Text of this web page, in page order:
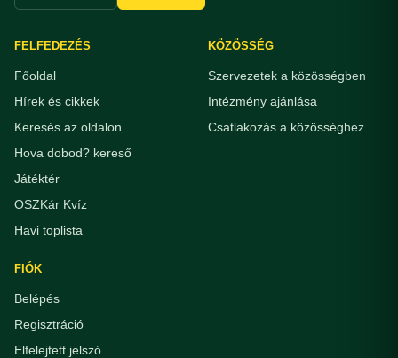
FELFEDEZÉS
Főoldal
Hírek és cikkek
Keresés az oldalon
Hova dobod? kereső
Játéktér
OSZKár Kvíz
Havi toplista
KÖZÖSSÉG
Szervezetek a közösségben
Intézmény ajánlása
Csatlakozás a közösséghez
FIÓK
Belépés
Regisztráció
Elfelejtett jelszó